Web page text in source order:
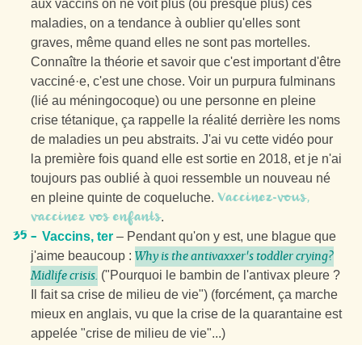
aux vaccins on ne voit plus (ou presque plus) ces
maladies, on a tendance à oublier qu'elles sont
graves, même quand elles ne sont pas mortelles.
Connaître la théorie et savoir que c'est important d'être
vacciné·e, c'est une chose. Voir un purpura fulminans
(lié au méningocoque) ou une personne en pleine
crise tétanique, ça rappelle la réalité derrière les noms
de maladies un peu abstraits. J'ai vu cette vidéo pour
la première fois quand elle est sortie en 2018, et je n'ai
toujours pas oublié à quoi ressemble un nouveau né
en pleine quinte de coqueluche.Vaccinez-vous,
vaccinez vos enfants.
Vaccins, ter – Pendant qu'on y est, une blague que
j'aime beaucoup :Why is the antivaxxer's toddler crying?
Midlife crisis. ("Pourquoi le bambin de l'antivax pleure ?
Il fait sa crise de milieu de vie") (forcément, ça marche
mieux en anglais, vu que la crise de la quarantaine est
appelée "crise de milieu de vie"...)